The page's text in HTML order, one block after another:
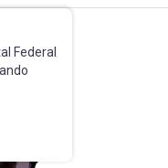
Federal